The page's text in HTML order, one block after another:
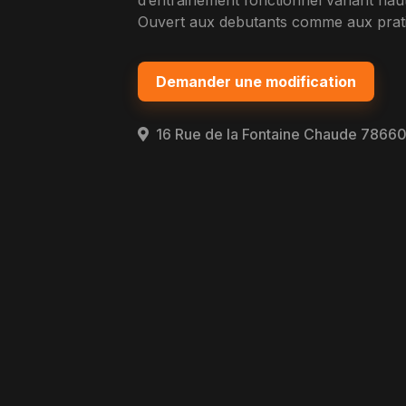
Ouvert aux debutants comme aux
Demander une modification
16 Rue de la Fontaine Chaude